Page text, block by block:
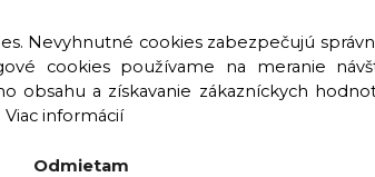
© 2016 – 2026 LIOLUS s.r.o. Všetky práva vyhradené.
Ku Bratke 11, Levice, 934 05
Nevyhnutné cookies zabezpečujú
cookies používame na meranie
obsahu a získavanie zákazníckych
Viac informácií
Odmietam